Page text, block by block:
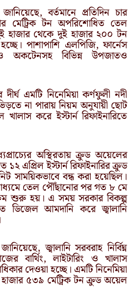
জানিয়েছে, বর্তমানে প্রতিদিন চার
মেট্রিক টন অপরিশোধিত তেল
হাজার থেকে দুই হাজার ২০০ টন
পাশাপাশি এলপিজি, ফার্নেস
বিভিন্ন উপজাতও
এমটি নিনেমিয়া কর্ণফুলী নদী
না পারায় নিয়ম অনুযায়ী ছোট
খালাস করে ইস্টার্ন রিফাইনারিতে
অস্থিরতায় ক্রুড অয়েলের
এপ্রিল ইস্টার্ন রিফাইনারির ক্রুড
সাময়িকভাবে বন্ধ করা হয়েছিল।
তেল পৌঁছানোর পর গত ৮ মে
শুরু হয়। এ সময় সরকার বিকল্প
ডিজেল আমদানি করে জ্বালানি
জ্বালানি সরবরাহ নির্বিঘ্ন
বার্থিং, লাইটারিং ও খালাস
দেওয়া হচ্ছে। এমটি নিনেমিয়া
৫৩৯ মেট্রিক টন ক্রুড অয়েল